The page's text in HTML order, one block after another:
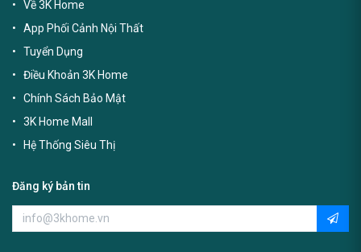
Về 3K Home
App Phối Cảnh Nội Thất
Tuyển Dụng
Điều Khoản 3K Home
Chính Sách Bảo Mật
3K Home Mall
Hệ Thống Siêu Thị
Đăng ký bản tin